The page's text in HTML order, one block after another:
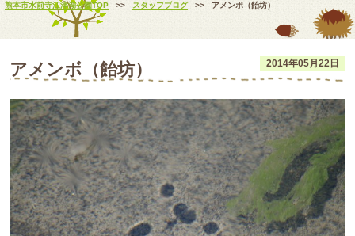
熊本市水前寺江津湖公園TOP >> スタッフブログ >> アメンボ（飴坊）
2014年05月22日
アメンボ（飴坊）